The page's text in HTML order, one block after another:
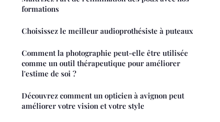
formations
Choisissez le meilleur audioprothésiste à puteaux
Comment la photographie peut-elle être utilisée
comme un outil thérapeutique pour améliorer
l'estime de soi ?
Découvrez comment un opticien à avignon peut
améliorer votre vision et votre style